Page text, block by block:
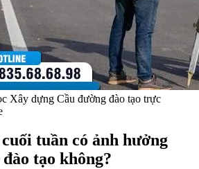
Xây dựng Cầu đường đào tạo trực
tuần có ảnh hưởng
tạo không?